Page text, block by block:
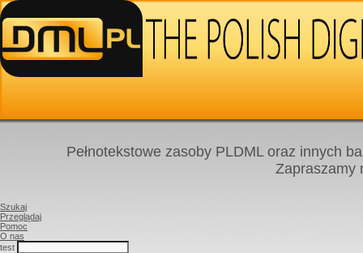
Pełnotekstowe zasoby PLDML oraz innych
Zapraszamy
Szukaj
Przeglądaj
Pomoc
O nas
test